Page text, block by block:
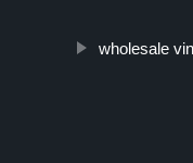
wholesale